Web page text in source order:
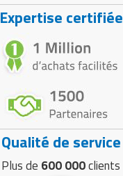
Expertise certifiée
Qualité de service
Plus de 600 000clients